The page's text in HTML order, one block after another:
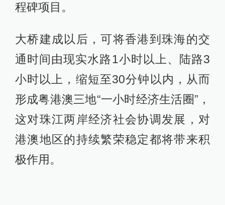
程碑项目。
大桥建成以后，可将香港到珠海的交
通时间由现实水路1小时以上、陆路3
小时以上，缩短至30分钟以内，从而
形成粤港澳三地“一小时经济生活圈”，
这对珠江两岸经济社会协调发展，对
港澳地区的持续繁荣稳定都将带来积
极作用。